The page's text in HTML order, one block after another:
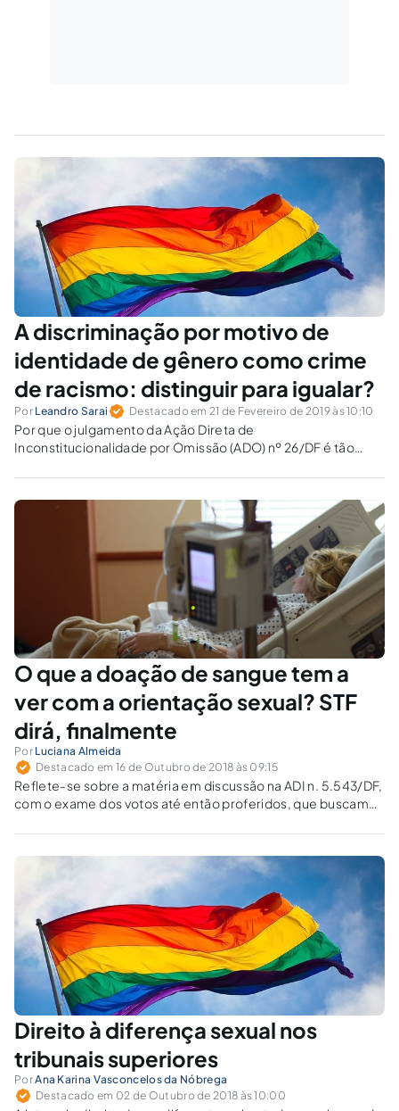
A discriminação por motivo de
identidade de gênero como crime
de racismo: distinguir para igualar?
Por Leandro Sarai Destacado em 21 de Fevereiro de 2019 às 10:10
Por que o julgamento da Ação Direta de
Inconstitucionalidade por Omissão (ADO) nº 26/DF é tão
O que a doação de sangue tem a
ver com a orientação sexual? STF
dirá, finalmente
Por Luciana Almeida
Destacado em 16 de Outubro de 2018 às 09:15
Reflete-se sobre a matéria em discussão na ADI n. 5.543/DF,
com o exame dos votos até então proferidos, que buscam
respaldo constitucional.
Direito à diferença sexual nos
tribunais superiores
PorAna Karina Vasconcelos da Nóbrega
Destacado em 02 de Outubro de 2018 às 10:00